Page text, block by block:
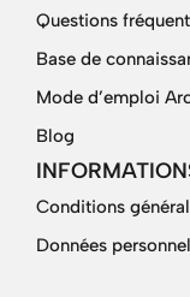
Questions
Base de
Mode d’emploi
Blog
Conditions
Données